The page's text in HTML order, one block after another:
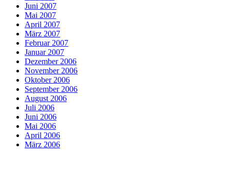
Juni 2007
Mai 2007
April 2007
März 2007
Februar 2007
Januar 2007
Dezember 2006
November 2006
Oktober 2006
September 2006
August 2006
Juli 2006
Juni 2006
Mai 2006
April 2006
März 2006